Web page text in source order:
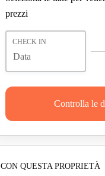
prezzi
CHECK IN
Controlla le
CON QUESTA PROPRIETÀ